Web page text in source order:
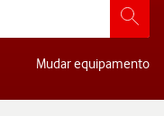
Mudar equipamento